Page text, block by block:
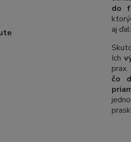
do
aj
Ich
prax.
čo